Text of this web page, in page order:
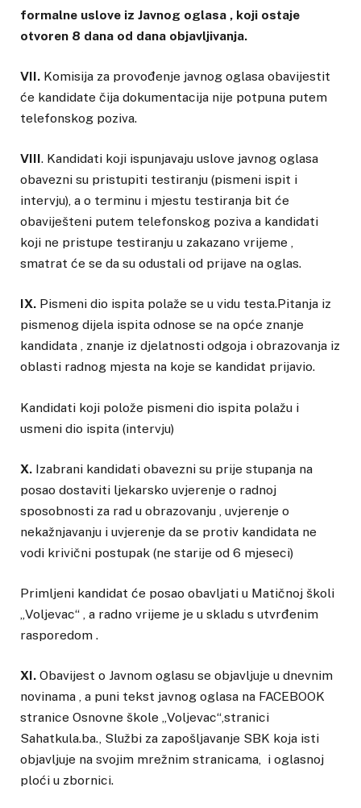
formalne uslove iz Javnog oglasa , koji ostaje
otvoren 8 dana od dana objavljivanja.
VII. Komisija za provođenje javnog oglasa obavijestit
će kandidate čija dokumentacija nije potpuna putem
telefonskog poziva.
VIII. Kandidati koji ispunjavaju uslove javnog oglasa
obavezni su pristupiti testiranju (pismeni ispit i
intervju), a o terminu i mjestu testiranja bit će
obaviješteni putem telefonskog poziva a kandidati
koji ne pristupe testiranju u zakazano vrijeme ,
smatrat će se da su odustali od prijave na oglas.
IX. Pismeni dio ispita polaže se u vidu testa.Pitanja iz
pismenog dijela ispita odnose se na opće znanje
kandidata , znanje iz djelatnosti odgoja i obrazovanja iz
oblasti radnog mjesta na koje se kandidat prijavio.
Kandidati koji polože pismeni dio ispita polažu i
usmeni dio ispita (intervju)
X. Izabrani kandidati obavezni su prije stupanja na
posao dostaviti ljekarsko uvjerenje o radnoj
sposobnosti za rad u obrazovanju , uvjerenje o
nekažnjavanju i uvjerenje da se protiv kandidata ne
vodi krivični postupak (ne starije od 6 mjeseci)
Primljeni kandidat će posao obavljati u Matičnoj školi
„Voljevac“ , a radno vrijeme je u skladu s utvrđenim
rasporedom .
XI. Obavijest o Javnom oglasu se objavljuje u dnevnim
novinama , a puni tekst javnog oglasa na FACEBOOK
stranice Osnovne škole „Voljevac“,stranici
Sahatkula.ba., Službi za zapošljavanje SBK koja isti
objavljuje na svojim mrežnim stranicama, i oglasnoj
ploći u zbornici.